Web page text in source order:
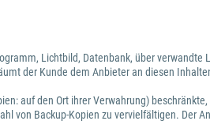
Lichtbild, Datenbank, über verwandte
der Kunde dem Anbieter an diesen
auf den Ort ihrer Verwahrung)
von Backup-Kopien zu vervielfältigen. Der